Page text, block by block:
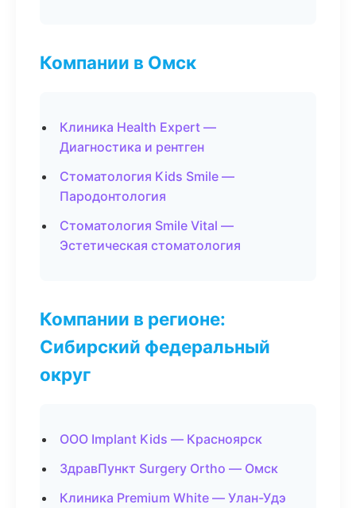
Компании в Омск
Клиника Health Expert —
Диагностика и рентген
Стоматология Kids Smile —
Пародонтология
Стоматология Smile Vital —
Эстетическая стоматология
Компании в регионе:
Сибирский федеральный
округ
ООО Implant Kids — Красноярск
ЗдравПункт Surgery Ortho — Омск
Клиника Premium White — Улан-Удэ